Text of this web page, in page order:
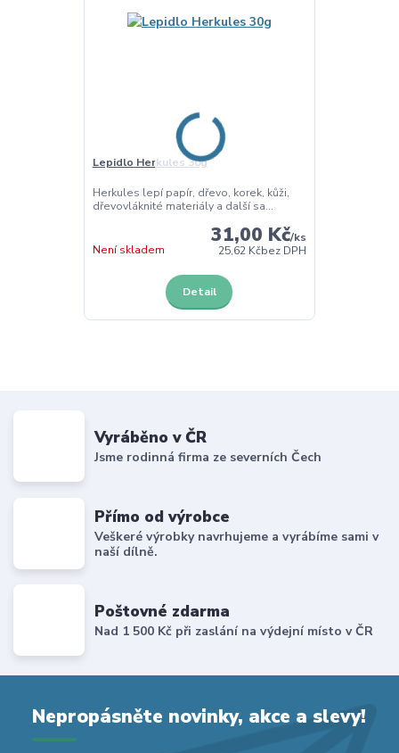
Lepidlo Herkules 30g
Herkules lepí papír, dřevo, korek, kůži,
dřevovláknité materiály a další sa...
31,00 Kč/ks
25,62 Kčbez DPH
Není skladem
Detail
Vyráběno v ČR
Jsme rodinná firma ze severních Čech
Přímo od výrobce
Veškeré výrobky navrhujeme a vyrábíme sami v
naší dílně.
Poštovné zdarma
Nad 1 500 Kč při zaslání na výdejní místo v ČR
Nepropásněte novinky, akce a slevy!